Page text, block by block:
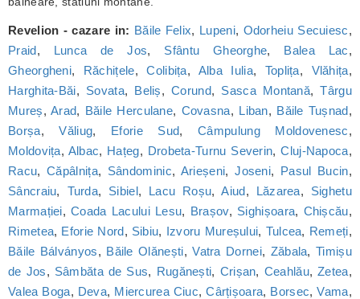
Revelion - cazare in: Băile Felix, Lupeni, Odorheiu Secuiesc,
Praid, Lunca de Jos, Sfântu Gheorghe, Balea Lac,
Gheorgheni, Răchițele,Colibița, Alba Iulia, Toplița, Vlăhița,
Harghita-Băi, Sovata, Beliș,Corund, Sasca Montană,Târgu
Mureș, Arad, Băile Herculane, Covasna, Liban, Băile Tușnad,
Borșa,Văliug, Eforie Sud,Câmpulung Moldovenesc,
Moldovița, Albac, Hațeg, Drobeta-Turnu Severin,Cluj-Napoca,
Racu,Căpâlnița, Sândominic, Arieșeni,Joseni, Pasul Bucin,
Sâncraiu, Turda, Sibiel, Lacu Roșu,Aiud, Lăzarea, Sighetu
Marmației,Coada Lacului Lesu, Brașov, Sighișoara, Chișcău,
Rimetea, Eforie Nord, Sibiu, Izvoru Mureșului, Tulcea, Remeți,
Băile Bálványos, Băile Olănești,Vatra Dornei, Zăbala,Timișu
de Jos, Sâmbăta de Sus, Rugănești, Crișan, Ceahlău,Zetea,
Valea Boga, Deva, Miercurea Ciuc,Cârțișoara, Borsec,Vama,